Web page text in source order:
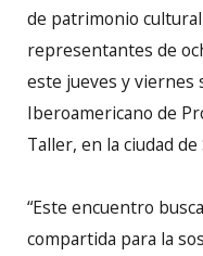
de patrimonio
representantes de
este jueves y viernes
Iberoamericano de
Taller, en la ciudad de
“Este encuentro
compartida para la